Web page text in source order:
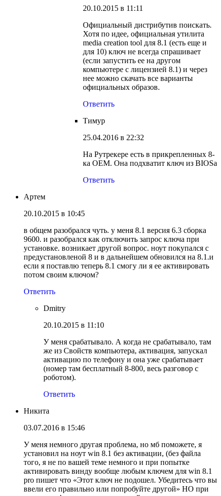
20.10.2015 в 11:11
Официальный дистрибутив поискать.
Хотя по идее, официальная утилита
media creation tool для 8.1 (есть еще и
для 10) ключ не всегда спрашивает
(если запустить ее на другом
компьютере с лицензией 8.1) и через
нее можно скачать все варианты
официальных образов.
Ответить
Тимур
25.04.2016 в 22:32
На Рутрекере есть в прикрепленных 8-
ка OEM. Она подхватит ключ из BIOSа
Ответить
Артем
20.10.2015 в 10:45
в общем разобрался чуть. у меня 8.1 версия 6.3 сборка
9600. и разобрался как отключить запрос ключа при
установке. возникает другой вопрос. ноут покупался с
предустановленой 8 и в дальнейшем обновился на 8.1.и
если я поставлю теперь 8.1 смогу ли я ее активировать
потом своим ключом?
Ответить
Dmitry
20.10.2015 в 11:10
У меня срабатывало. А когда не срабатывало, там
же из Свойств компьютера, активация, запускал
активацию по телефону и она уже срабатывает
(номер там бесплатный 8-800, весь разговор с
роботом).
Ответить
Никита
03.07.2016 в 15:46
У меня немного другая проблема, но мб поможете, я
установил на ноут win 8.1 без активации, (без файла
того, я не по вашей теме немного и при попытке
активировать винду вообще любым ключем для win 8.1
pro пишет что «Этот ключ не подошел. Убедитесь что вы
ввели его правильно или попробуйте другой» НО при